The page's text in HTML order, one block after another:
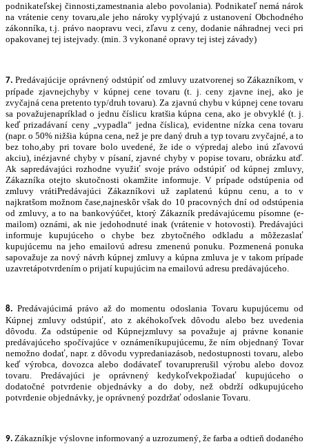
podnikateľskej činnosti,zamestnania alebo povolania). Podnikateľ nemá nárok
na vrátenie ceny tovaru,ale jeho nároky vyplývajú z ustanovení Obchodného
zákonníka, t.j. právo naopravu veci, zľavu z ceny, dodanie náhradnej veci pri
opakovanej tej istejvady. (min. 3 vykonané opravy tej istej závady)
7. Predávajúcije oprávnený odstúpiť od zmluvy uzatvorenej so Zákazníkom, v
prípade zjavnejchyby v kúpnej cene tovaru (t. j. ceny zjavne inej, ako je
zvyčajná cena pretento typ/druh tovaru). Za zjavnú chybu v kúpnej cene tovaru
sa považujenapríklad o jednu číslicu kratšia kúpna cena, ako je obvyklé (t. j.
keď prizadávaní ceny „vypadla“ jedna číslica), evidentne nízka cena tovaru
(napr. o 50% nižšia kúpna cena, než je pre daný druh a typ tovaru zvyčajné, a to
bez toho,aby pri tovare bolo uvedené, že ide o výpredaj alebo inú zľavovú
akciu), inézjavné chyby v písaní, zjavné chyby v popise tovaru, obrázku atď.
Ak sapredávajúci rozhodne využiť svoje právo odstúpiť od kúpnej zmluvy,
Zákazníka otejto skutočnosti okamžite informuje. V prípade odstúpenia od
zmluvy vrátiPredávajúci Zákazníkovi už zaplatenú kúpnu cenu, a to v
najkratšom možnom čase,najneskôr však do 10 pracovných dní od odstúpenia
od zmluvy, a to na bankovýúčet, ktorý Zákazník predávajúcemu písomne (e-
mailom) oznámi, ak nie jedohodnuté inak (vrátenie v hotovosti). Predávajúci
informuje kupujúceho o chybe bez zbytočného odkladu a môžezaslať
kupujúcemu na jeho emailovú adresu zmenenú ponuku. Pozmenená ponuka
sapovažuje za nový návrh kúpnej zmluvy a kúpna zmluva je v takom prípade
uzavretápotvrdením o prijatí kupujúcim na emailovú adresu predávajúceho.
8. Predávajúcimá právo až do momentu odoslania Tovaru kupujúcemu od
Kúpnej zmluvy odstúpiť, ato z akéhokoľvek dôvodu alebo bez uvedenia
dôvodu. Za odstúpenie od Kúpnejzmluvy sa považuje aj právne konanie
predávajúceho spočívajúce v oznámeníkupujúcemu, že ním objednaný Tovar
nemožno dodať, napr. z dôvodu vypredaniazásob, nedostupnosti tovaru, alebo
keď výrobca, dovozca alebo dodávateľ tovaruprerušil výrobu alebo dovoz
tovaru. Predávajúci je oprávnený kedykoľvekpožiadať kupujúceho o
dodatočné potvrdenie objednávky a do doby, než obdrží odkupujúceho
potvrdenie objednávky, je oprávnený pozdržať odoslanie Tovaru.
9. Zákazníkje výslovne informovaný a uzrozumený, že farba a odtieň dodaného